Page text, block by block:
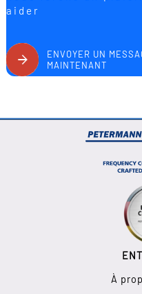
aider
ENVOYER UN
MAINTENANT
À